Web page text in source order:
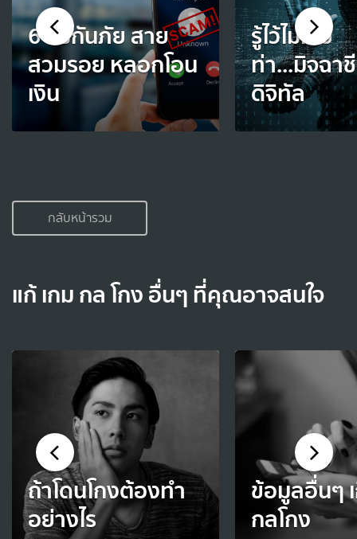
6 วิธีกันภัย สาย
สวมรอย หลอกโอน
เงิน
รู้ไว้ไม่เสีย
ท่า...มิจฉา
ดิจิทัล
กลับหน้ารวม
แก้ เกม กล โกง อื่นๆ ที่คุณอาจสนใจ
ถ้าโดนโกงต้องทำ
อย่างไร
ข้อมูลอื่นๆ
กลโกง